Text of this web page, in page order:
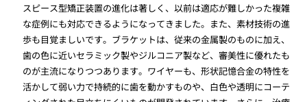
スピース型矯正装置の進化は著しく、以前は適応が難しかった複雑
な症例にも対応できるようになってきました。また、素材技術の進
歩も目覚ましいです。ブラケットは、従来の金属製のものに加え、
歯の色に近いセラミック製やジルコニア製など、審美性に優れたも
のが主流になりつつあります。ワイヤーも、形状記憶合金の特性を
活かして弱い力で持続的に歯を動かすものや、白色や透明にコーテ